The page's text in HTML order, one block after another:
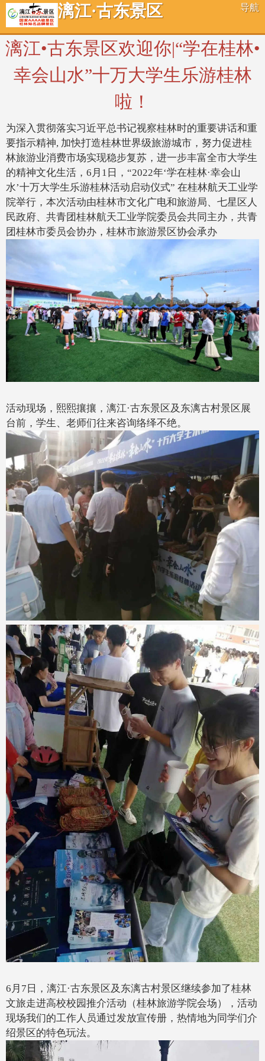
漓江·古东景区 导航
漓江•古东景区欢迎你|“学在桂林•
幸会山水”十万大学生乐游桂林
啦！
为深入贯彻落实习近平总书记视察桂林时的重要讲话和重
要指示精神, 加快打造桂林世界级旅游城市，努力促进桂
林旅游业消费市场实现稳步复苏，进一步丰富全市大学生
的精神文化生活，6月1日，“2022年‘学在桂林·幸会山
水’十万大学生乐游桂林活动启动仪式” 在桂林航天工业学
院举行，本次活动由桂林市文化广电和旅游局、七星区人
民政府、共青团桂林航天工业学院委员会共同主办，共青
团桂林市委员会协办，桂林市旅游景区协会承办
活动现场，熙熙攘攘，漓江·古东景区及东漓古村景区展
台前，学生、老师们往来咨询络绎不绝。
6月7日， 漓江·古东景区及东漓古村景区继续参加了桂林
文旅走进高校校园推介活动（桂林旅游学院会场），活动
现场我们的工作人员通过发放宣传册，热情地为同学们介
绍景区的特色玩法。